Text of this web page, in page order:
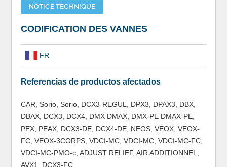
NOTICE TECHNIQUE
CODIFICATION DES VANNES
FR
Referencias de productos afectados
CAR, Sorio, Sorio, DCX3-REGUL, DPX3, DPAX3, DBX,
DBAX, DCX3, DCX4, DMX DMAX, DMX-PE DMAX-PE,
PEX, PEAX, DCX3-DE, DCX4-DE, NEOS, VEOX, VEOX-
FC, VEOX-3CORPS, VDCI-MC, VDCI-MC, VDCI-MC-FC,
VDCI-MC-PMO-c, ADJUST RELIEF, AIR ADDITIONNEL,
AVX1, DCX3-FC